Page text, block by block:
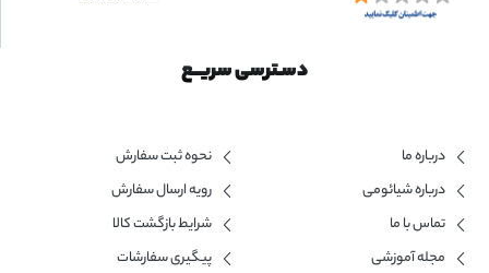
دسـترسی سریــع
درباره ما
درباره شیائومی
تماس با ما
مجله آموزشی
نحوه ثبت سفارش
رویه ارسال سفارش
شرایط بازگشت کالا
پیگیری سفارشات